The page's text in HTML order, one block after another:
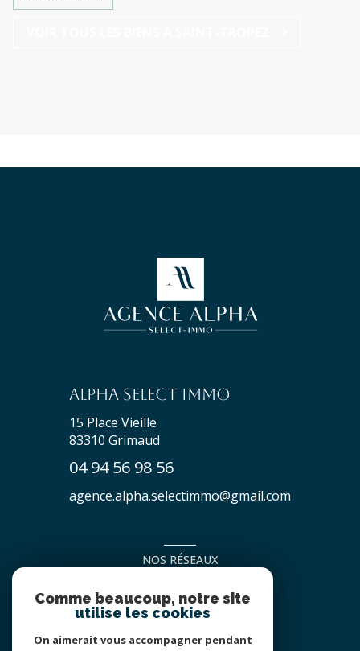
Alpha Select Immo
15 Place Vieille
83310 Grimaud
04 94 56 98 56
agence.alpha.selectimmo@gmail.com
NOS RÉSEAUX
NOUS SUIVRE
Comme beaucoup, notre site
utilise les cookies
On aimerait vous accompagner pendant